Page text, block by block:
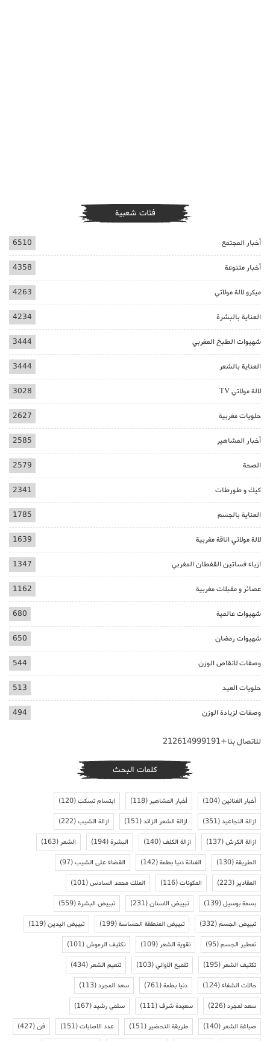
فئات شعبية
أخبار المجتمع 6510
أخبار متنوعة 4358
ميكرو لالة مولاتي 4263
العناية بالبشرة 4234
شهيوات الطبخ المغربي 3444
العناية بالشعر 3444
لالة مولاتي TV 3028
حلويات مغربية 2627
أخبار المشاهير 2585
الصحة 2579
كيك و طورطات 2341
العناية بالجسم 1785
لالة مولاتي اناقة مغربية 1639
ازياء فساتين القفطان المغربي 1347
عصائر و مقبلات مغربية 1162
شهيوات عالمية 680
شهيوات رمضان 650
وصفات لانقاص الوزن 544
حلويات العيد 513
وصفات لزيادة الوزن 494
للاتصال بنا+212614999191
كلمات البحث
أخبار الفنانين(104) أخبار المشاهير(118) ابتسام تسكت(120)
ازالة التجاعيد(351) ازالة الشعر الزائد(151) ازالة الشيب(222)
ازالة الكرش(137) ازالة الكلف(140) البشرة(194) الشعر(163)
الطريقة(130) الفنانة دنيا بطمة(142) القضاء على الشيب(97)
المقادير(223) المكونات(116) الملك محمد السادس(101)
بسمة بوسيل(139) تبييض الاسنان(231) تبييض البشرة(559)
تبييض الجسم(332) تبييض المنطقة الحساسة(199) تبييض اليدين(119)
تعطير الجسم(95) تقوية الشعر(109) تكثيف الرموش(101)
تكثيف الشعر(195) تلميع الاواني(103) تنعيم الشعر(434)
حالات الشفاء(124) دنيا بطمة(761) سعد المجرد(113)
سعد لمجرد(226) سعيدة شرف(111) سلمى رشيد(167)
صباغة الشعر(140) طريقة التحضير(151) عدد الاصابات(151) فن(427)